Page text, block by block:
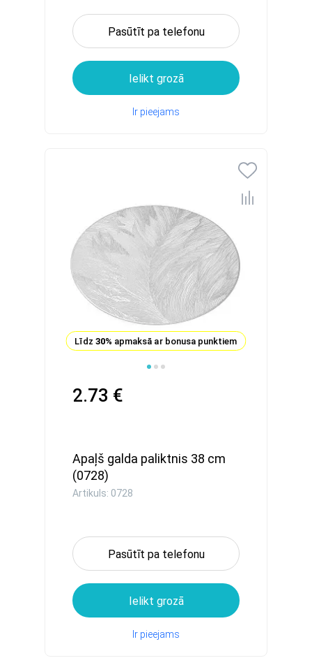
Pasūtīt pa telefonu
Ielikt grozā
Ir pieejams
Līdz 30% apmaksā ar bonusa punktiem
2.73 €
Apaļš galda paliktnis 38 cm
(0728)
Artikuls: 0728
Pasūtīt pa telefonu
Ielikt grozā
Ir pieejams